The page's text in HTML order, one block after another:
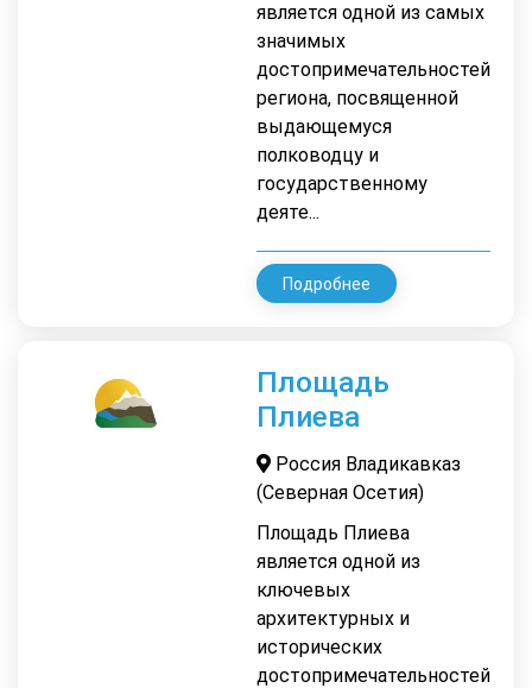
является одной из самых
значимых
достопримечательностей
региона, посвященной
выдающемуся
полководцу и
государственному
деяте...
Подробнее
Площадь
Плиева
Россия Владикавказ
(Северная Осетия)
Площадь Плиева
является одной из
ключевых
архитектурных и
исторических
достопримечательностей